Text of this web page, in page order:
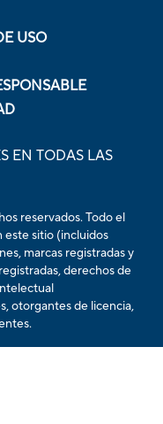
USO
EN TODAS LAS
reservados. Todo el
este sitio (incluidos
marcas registradas y
derechos de
otorgantes de licencia,